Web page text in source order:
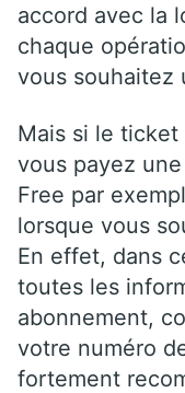
accord avec la
chaque
vous souhaitez
Mais si le
vous payez
Free par
lorsque vous
En effet, dans
toutes les
abonnement,
votre numéro
fortement